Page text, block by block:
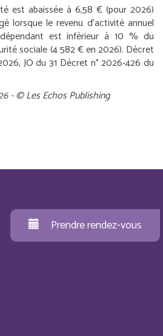
est abaissée à 6,58 € (pour 2026)
lorsque le revenu d’activité annuel
est inférieur à 10 % du
sociale (4 582 € en 2026). Décret
JO du 31 Décret n° 2026-426 du
- © Les Echos Publishing
Prendre rendez-vous